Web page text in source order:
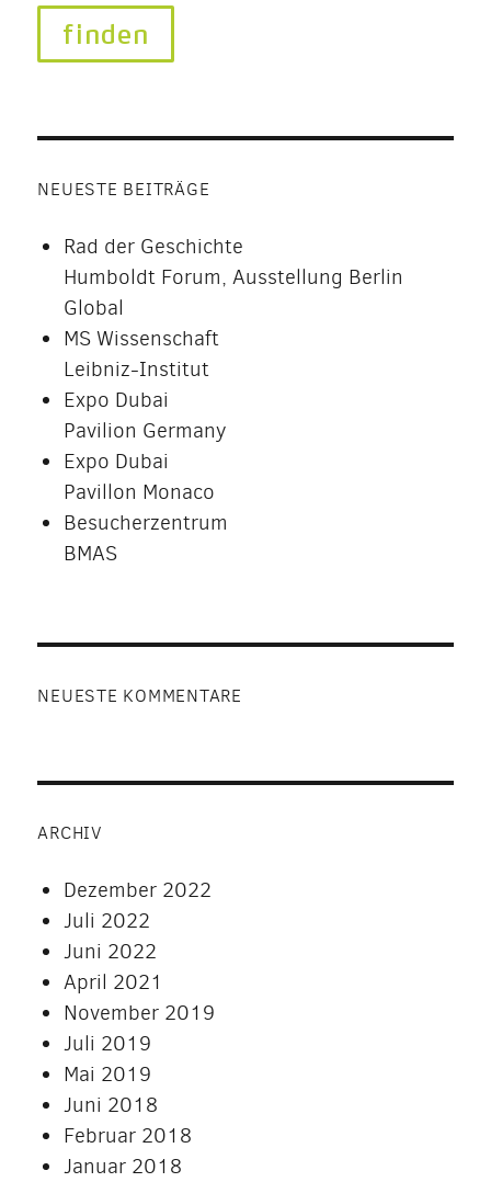
NEUESTE BEITRÄGE
Rad der Geschichte
Humboldt Forum, Ausstellung Berlin
Global
MS Wissenschaft
Leibniz-Institut
Expo Dubai
Pavilion Germany
Expo Dubai
Pavillon Monaco
Besucherzentrum
BMAS
NEUESTE KOMMENTARE
ARCHIV
Dezember 2022
Juli 2022
Juni 2022
April 2021
November 2019
Juli 2019
Mai 2019
Juni 2018
Februar 2018
Januar 2018